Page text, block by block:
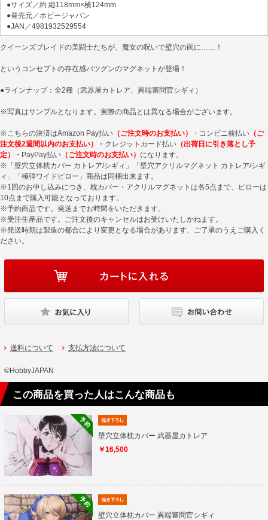
●サイズ／約 縦118mm×横124mm
●発売元／ホビージャパン
●JAN／4981932529554
クイーンズブレイドの美闘士たちが、魔女の呪いで壁穴の罠に……！
というコンセプトの存在感バツグンのマグネットが登場！
●ラインナップ：全2種（武器屋カトレア、異端審問官シギィ）
※写真はサンプルとなります。実際の商品とは異なる場合がございます。
※こちらの決済はAmazon Pay払い （ご注文時のお支払い） ・コンビニ前払い （ご
注文後2週間以内のお支払い）
・クレジットカード払い （出荷日に引き落とし予
定）
・PayPay払い （ご注文時のお支払い） になります。
※「壁穴立体枕カバー カトレア/シギィ」「壁穴アクリルマグネット カトレア/シギ
ィ」「極弾ワイドピロー」商品は同梱出来ます。
※1回のお申し込みにつき、枕カバー・アクリルマグネットは各5点まで、ピローは
10点まで購入可能となっております。
※予約商品です。発送までお時間をいただきます。
※受注生産品です。ご注文後のキャンセルはお受けいたしかねます。
※発送時期は製造の都合により変更となる場合があります、ご了承のうえご購入く
ださい。
送料について 支払方法について
©HobbyJAPAN
この商品を買った人はこんな商品も
壁穴立体枕カバー 武器屋カトレア
￥16,500
壁穴立体枕カバー 異端審問官シギィ